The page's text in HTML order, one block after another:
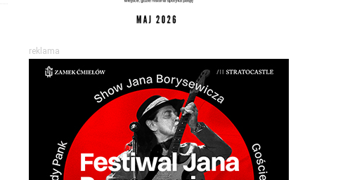
reklama